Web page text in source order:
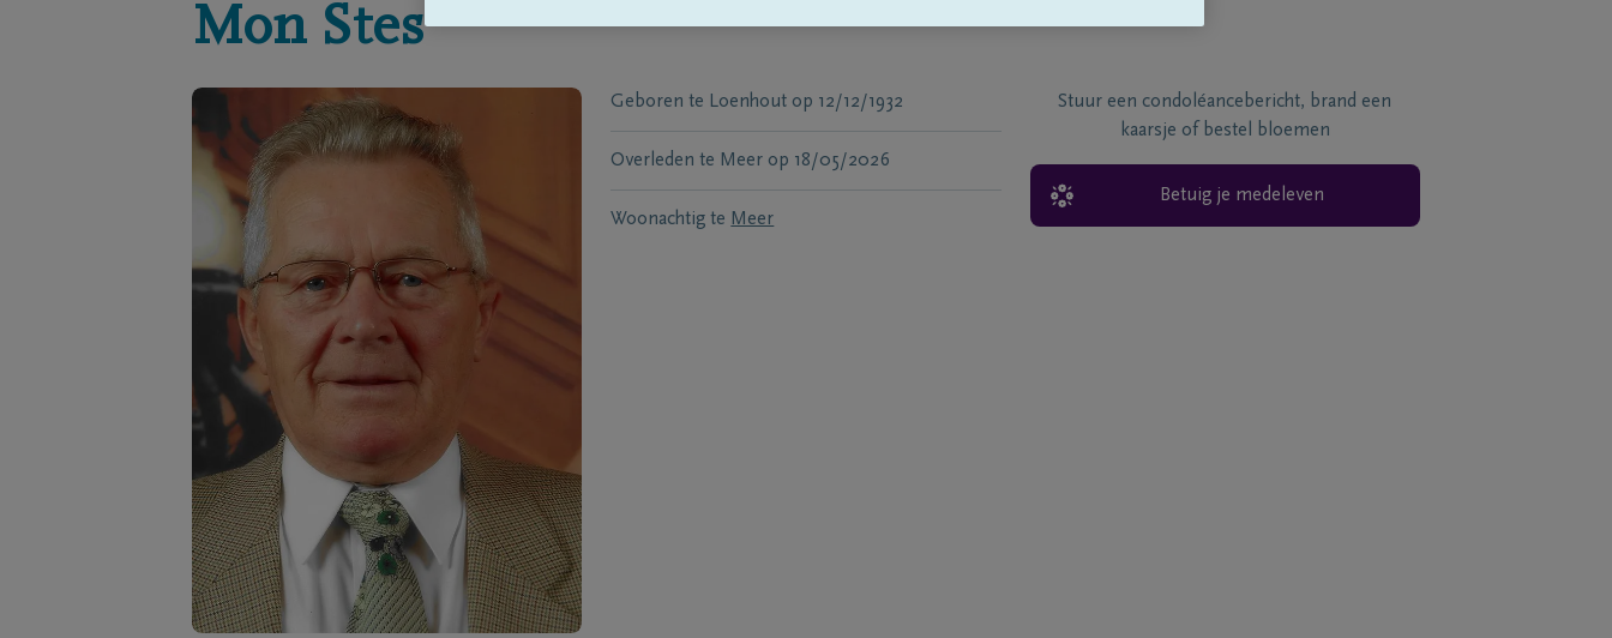
Mon Stes
Geboren te Loenhout op 12/12/1932
Overleden te Meer op 18/05/2026
Woonachtig te Meer
Stuur een condoléancebericht, brand een
kaarsje of bestel bloemen
Betuig je medeleven